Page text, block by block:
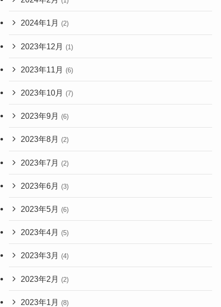
2024年1月 (2)
2023年12月 (1)
2023年11月 (6)
2023年10月 (7)
2023年9月 (6)
2023年8月 (2)
2023年7月 (2)
2023年6月 (3)
2023年5月 (6)
2023年4月 (5)
2023年3月 (4)
2023年2月 (2)
2023年1月 (8)